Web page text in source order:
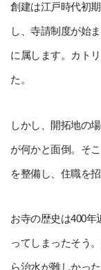
創建は江戸時代初
し、寺請制度が始
に属します。カト
た。
しかし、開拓地の
が何かと面倒。そ
を整備し、住職を
お寺の歴史は400
ってしまったそう
ら治水が難しかっ